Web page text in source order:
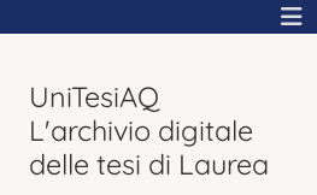
UniTesiAQ
L'archivio digitale
delle tesi di Laurea